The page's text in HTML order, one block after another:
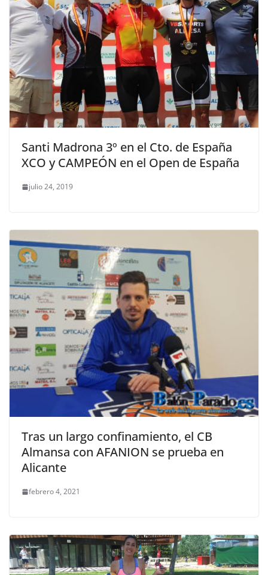
Santi Madrona 3º en el Cto. de España
XCO y CAMPEÓN en el Open de España
julio 24, 2019
Tras un largo confinamiento, el CB
Almansa con AFANION se prueba en
Alicante
febrero 4, 2021